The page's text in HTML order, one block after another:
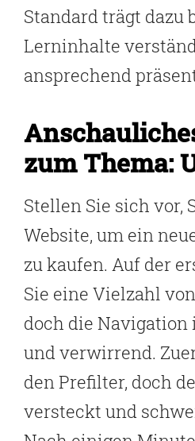
Standard trägt dazu
Lerninhalte
ansprechend
zum Thema:
Stellen Sie sich vor,
Website, um ein
zu kaufen. Auf der
Sie eine Vielzahl
doch die Navigation
und verwirrend.
den Prefilter, doch
versteckt und